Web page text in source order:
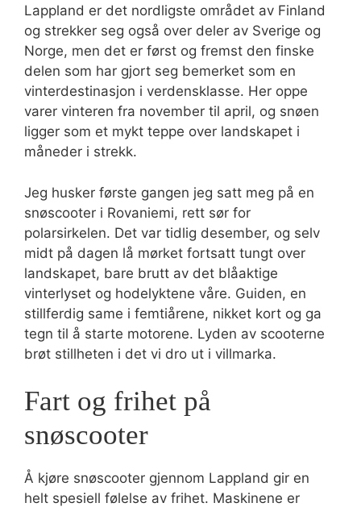
Lappland er det nordligste området av Finland
og strekker seg også over deler av Sverige og
Norge, men det er først og fremst den finske
delen som har gjort seg bemerket som en
vinterdestinasjon i verdensklasse. Her oppe
varer vinteren fra november til april, og snøen
ligger som et mykt teppe over landskapet i
måneder i strekk.
Jeg husker første gangen jeg satt meg på en
snøscooter i Rovaniemi, rett sør for
polarsirkelen. Det var tidlig desember, og selv
midt på dagen lå mørket fortsatt tungt over
landskapet, bare brutt av det blåaktige
vinterlyset og hodelyktene våre. Guiden, en
stillferdig same i femtiårene, nikket kort og ga
tegn til å starte motorene. Lyden av scooterne
brøt stillheten i det vi dro ut i villmarka.
Fart og frihet på
snøscooter
Å kjøre snøscooter gjennom Lappland gir en
helt spesiell følelse av frihet. Maskinene er